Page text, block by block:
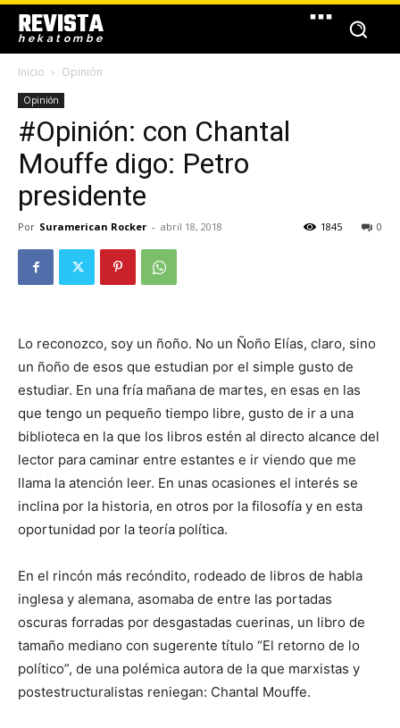
REVISTA
hekatombe
Inicio Opinión
Opinión
#Opinión: con Chantal
Mouffe digo: Petro
presidente
Por Suramerican Rocker - abril 18, 2018 0
1845
Lo reconozco, soy un ñoño. No un Ñoño Elías, claro, sino
un ñoño de esos que estudian por el simple gusto de
estudiar. En una fría mañana de martes, en esas en las
que tengo un pequeño tiempo libre, gusto de ir a una
biblioteca en la que los libros estén al directo alcance del
lector para caminar entre estantes e ir viendo que me
llama la atención leer. En unas ocasiones el interés se
inclina por la historia, en otros por la filosofía y en esta
oportunidad por la teoría política.
En el rincón más recóndito, rodeado de libros de habla
inglesa y alemana, asomaba de entre las portadas
oscuras forradas por desgastadas cuerinas, un libro de
tamaño mediano con sugerente título “El retorno de lo
político”, de una polémica autora de la que marxistas y
postestructuralistas reniegan: Chantal Mouffe.